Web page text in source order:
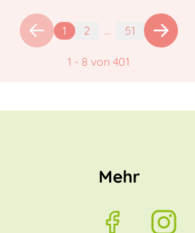
1 2 ... 51
1 - 8 von 401
Mehr